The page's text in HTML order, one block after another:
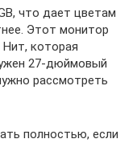
что дает цветам
Этот монитор
которая
27-дюймовый
рассмотреть
полностью, если